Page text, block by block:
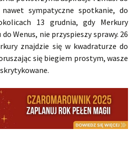
nawet sympatyczne spotkanie, do
13 grudnia, gdy Merkury
Wenus, nie przyspieszy sprawy. 26
znajdzie się w kwadraturze do
się biegiem prostym, wasze